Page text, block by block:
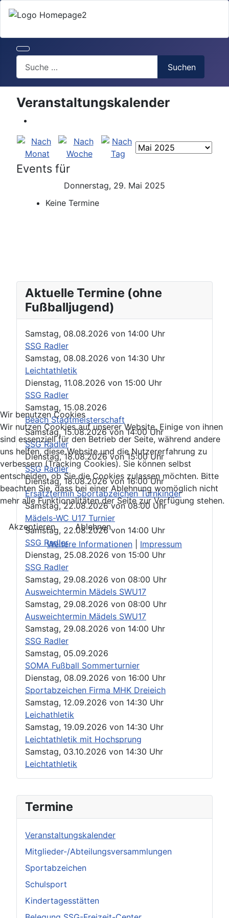
Suchen
Termine
Veranstaltungskalender
Mitglieder-/Abteilungsversammlungen
Sportabzeichen
Schulsport
Kindertagesstätten
Veranstaltungskalender
Events für
Donnerstag, 29. Mai 2025
Keine Termine
Aktuelle Termine (ohne
Fußballjugend)
Samstag, 08.08.2026 von 14:00 Uhr
SSG Radler
Samstag, 08.08.2026 von 14:30 Uhr
Leichtathletik
Dienstag, 11.08.2026 von 15:00 Uhr
SSG Radler
Samstag, 15.08.2026
Beach Stadtmeisterschaft
Samstag, 15.08.2026von14:00 Uhr
SSG Radler
Dienstag, 18.08.2026von15:00 Uhr
SSG Radler
Dienstag, 18.08.2026von 16:00 Uhr
Ersatztermin Sportabzeichen Turnkinder
Samstag, 22.08.2026von08:00 Uhr
Mädels-WC U17 Turnier
Samstag, 22.08.2026von 14:00 Uhr
SSG Radler
Dienstag, 25.08.2026 von 15:00 Uhr
SSG Radler
Samstag, 29.08.2026 von 08:00 Uhr
Ausweichtermin Mädels SWU17
Samstag, 29.08.2026 von 08:00 Uhr
Ausweichtermin Mädels SWU17
Samstag, 29.08.2026 von 14:00 Uhr
SSG Radler
Samstag, 05.09.2026
SOMA Fußball Sommerturnier
Dienstag, 08.09.2026 von 16:00 Uhr
Sportabzeichen Firma MHK Dreieich
Samstag, 12.09.2026 von 14:30 Uhr
Leichathletik
Samstag, 19.09.2026 von 14:30 Uhr
Leichtathletik mit Hochsprung
Samstag, 03.10.2026 von 14:30 Uhr
Leichtathletik
Wir benutzen Cookies
Wir nutzen Cookies auf unserer Website. Einige von ihnen
sind essenziell für den Betrieb der Seite, während andere
uns helfen, diese Website und die Nutzererfahrung zu
verbessern (Tracking Cookies). Sie können selbst
entscheiden, ob Sie die Cookies zulassen möchten. Bitte
beachten Sie, dass bei einer Ablehnung womöglich nicht
mehr alle Funktionalitäten der Seite zur Verfügung stehen.
Akzeptieren
Ablehnen
Weitere Informationen
Impressum